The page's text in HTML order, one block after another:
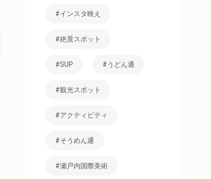
インスタ映え
絶景スポット
SUP うどん通
観光スポット
アクティビティ
そうめん通
瀬戸内国際美術